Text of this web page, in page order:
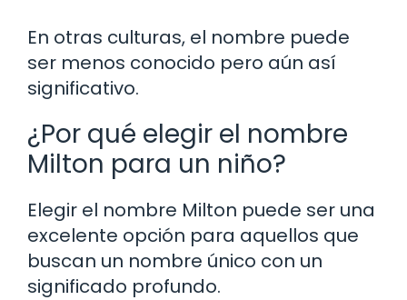
En otras culturas, el nombre puede
ser menos conocido pero aún así
significativo.
¿Por qué elegir el nombre
Milton para un niño?
Elegir el nombre Milton puede ser una
excelente opción para aquellos que
buscan un nombre único con un
significado profundo.